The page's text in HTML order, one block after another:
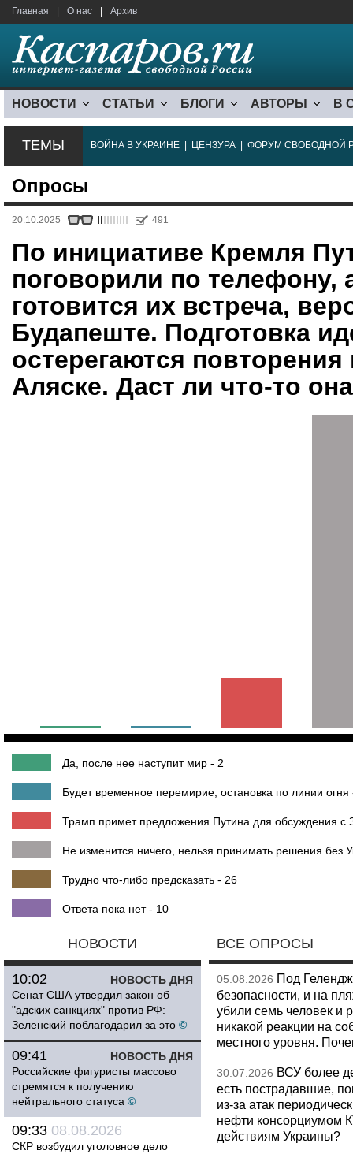
Главная О нас Архив
НОВОСТИ СТАТЬИ БЛОГИ АВТОРЫ В
ТЕМЫ ВОЙНА В УКРАИНЕ ЦЕНЗУРА ФОРУМ СВОБОДНОЙ
Опросы
20.10.2025 491
По инициативе Кремля
поговорили по телефону,
готовится их встреча,
Будапеште. Подготовка
остерегаются повторения
Аляске. Даст ли что-то
Да, после нее наступит мир - 2
Будет временное перемирие, остановка по линии огня
Трамп примет предложения Путина для обсуждения с
Не изменится ничего, нельзя принимать решения без
Трудно что-либо предсказать - 26
Ответа пока нет - 10
НОВОСТИ
НОВОСТЬ ДНЯ
10:02
Сенат США утвердил закон об
"адских санкциях" против РФ:
Зеленский поблагодарил за это ©
НОВОСТЬ ДНЯ
09:41
Российские фигуристы массово
стремятся к получению
нейтрального статуса ©
09:33 08.08.2026
СКР возбудил уголовное дело
ВСЕ ОПРОСЫ
05.08.2026 Под
безопасности, и на
убили семь человек и
никакой реакции на
местного уровня.
30.07.2026 ВСУ более
есть пострадавшие,
из-за атак
нефти консорциумом
действиям Украины?